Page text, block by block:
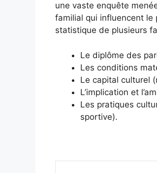
une vaste enquête
familial qui influencent le
statistique de plusieurs
Le diplôme des
Les conditions
Le capital culturel
L’implication et
Les pratiques
sportive).